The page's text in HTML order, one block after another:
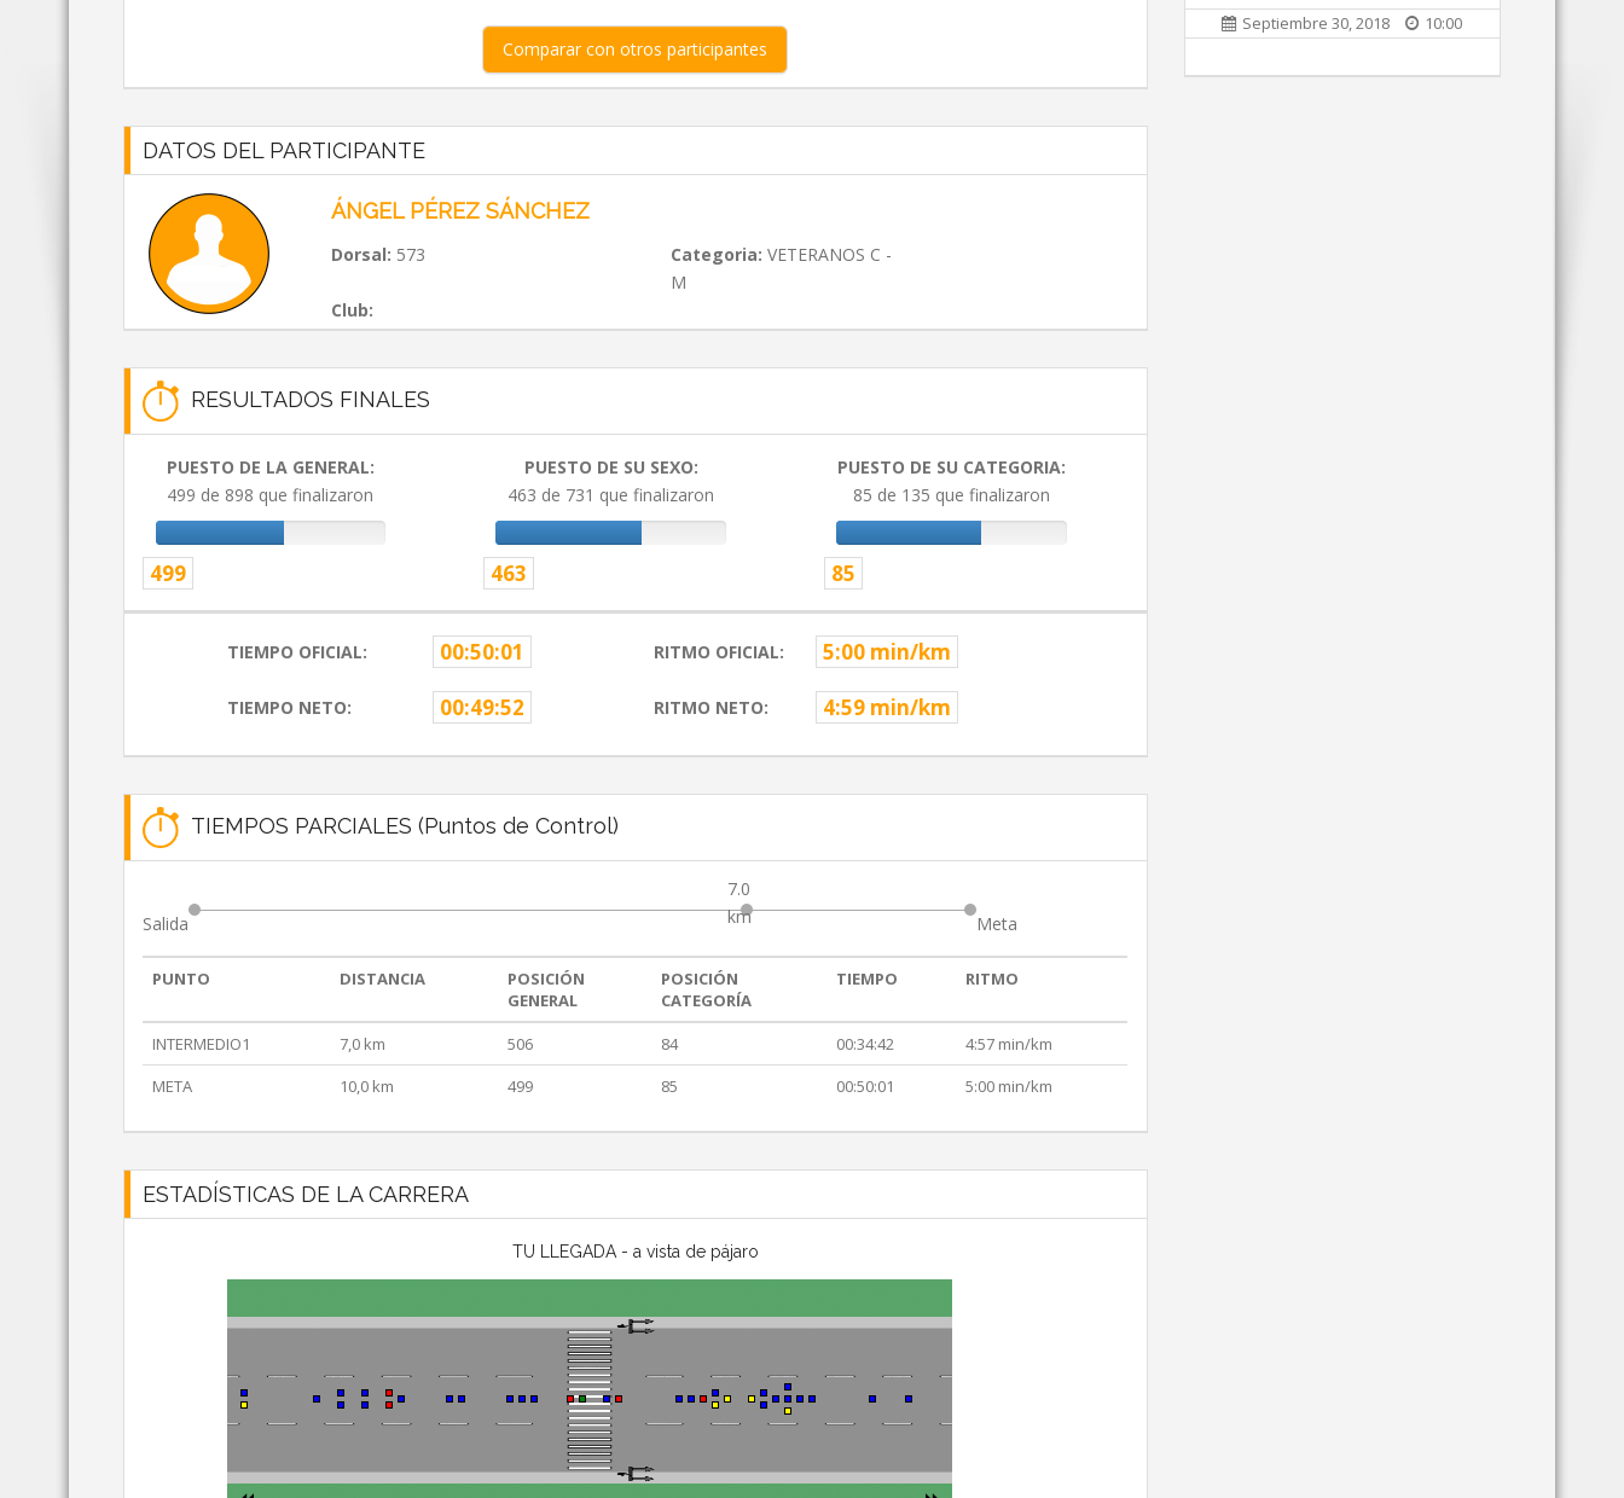
Comparar con otros participantes
DATOS DEL PARTICIPANTE
ÁNGEL PÉREZ SÁNCHEZ
Dorsal: 573 Categoria: VETERANOS C -
M
Club:
RESULTADOS FINALES
PUESTO DE LA GENERAL:
499 de 898 que finalizaron
499
PUESTO DE SU SEXO:
463 de 731 que finalizaron
463
PUESTO DE SU CATEGORIA:
85 de 135 que finalizaron
85
TIEMPO OFICIAL: 00:50:01 RITMO OFICIAL: 5:00 min/km
TIEMPO NETO: 00:49:52 RITMO NETO: 4:59 min/km
TIEMPOS PARCIALES (Puntos de Control)
Salida
7.0
km
Meta
PUNTO DISTANCIA
POSICIÓN
GENERAL
POSICIÓN
CATEGORÍA
TIEMPO RITMO
INTERMEDIO1 7,0 km 506 84 00:34:42
4:57 min/km
META
10,0 km 499 85 00:50:01 5:00 min/km
ESTADÍSTICAS DE LA CARRERA
TU LLEGADA - a vista de pájaro
Septiembre 30, 2018 10:00